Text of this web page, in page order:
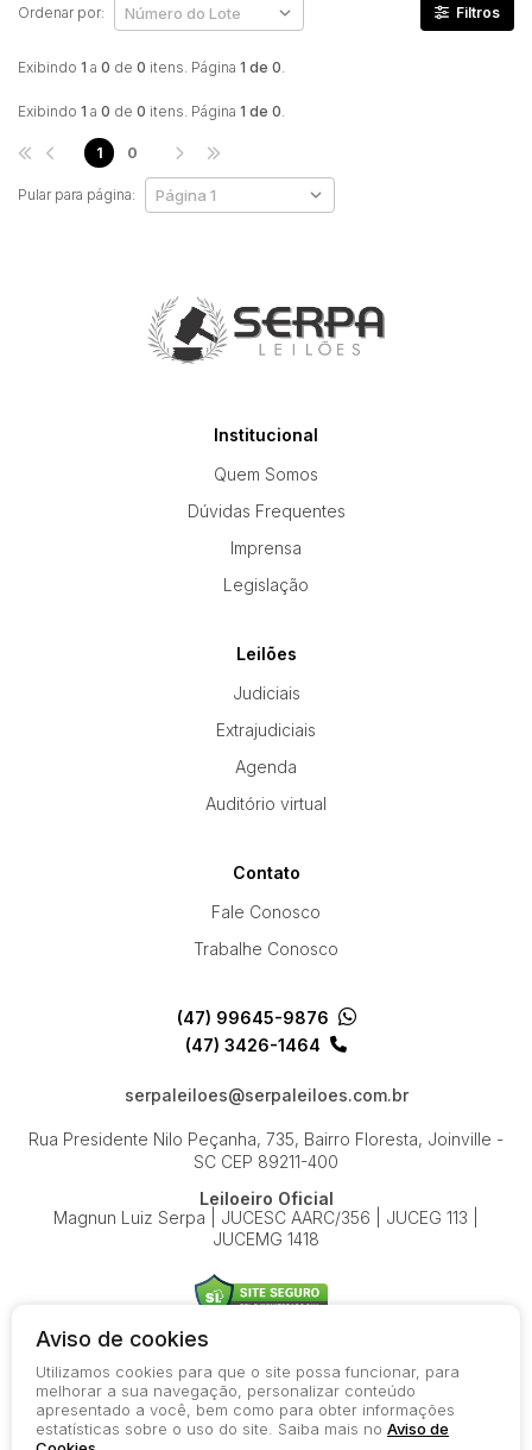
Exibindo 1 a 0 de 0 itens. Página 1 de 0.
Ordenar por: Filtros
Exibindo 1 a 0 de 0 itens. Página 1 de 0.
Pular para página:
1 0
Institucional
Quem Somos
Dúvidas Frequentes
Imprensa
Legislação
Leilões
Judiciais
Extrajudiciais
Agenda
Auditório virtual
Contato
Fale Conosco
Trabalhe Conosco
(47) 99645-9876
(47) 3426-1464
serpaleiloes@serpaleiloes.com.br
Rua Presidente Nilo Peçanha, 735, Bairro Floresta, Joinville -
SC CEP 89211-400
Leiloeiro Oficial
Magnun Luiz Serpa | JUCESC AARC/356 | JUCEG 113 |
JUCEMG 1418
© 2026-present - Todos os direitos reservados
Política de Privacidade
Aviso de cookies
Utilizamos cookies para que o site possa funcionar, para
melhorar a sua navegação, personalizar conteúdo
apresentado a você, bem como para obter informações
estatísticas sobre o uso do site. Saiba mais no Aviso de